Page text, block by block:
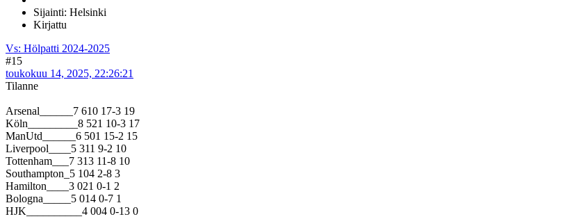
Sijainti: Helsinki
Kirjattu
Vs: Hölpatti 2024-2025
#15
toukokuu 14, 2025, 22:26:21
Tilanne
Arsenal______7 610 17-3 19
Köln_________8 521 10-3 17
ManUtd______6 501 15-2 15
Liverpool____5 311 9-2 10
Tottenham___7 313 11-8 10
Southampton_5 104 2-8 3
Hamilton____3 021 0-1 2
Bologna_____5 014 0-7 1
HJK__________4 004 0-13 0